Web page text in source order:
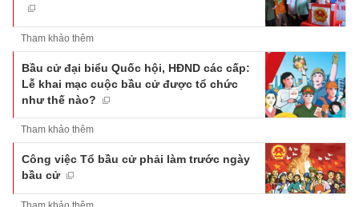
Tham khảo thêm
Bầu cử đại biểu Quốc hội, HĐND các cấp:
Lễ khai mạc cuộc bầu cử được tổ chức
như thế nào?
Tham khảo thêm
Công việc Tổ bầu cử phải làm trước ngày
bầu cử